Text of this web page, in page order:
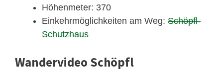
Höhenmeter: 370
Einkehrmöglichkeiten am Weg: Schöpfl-
Schutzhaus
Wandervideo Schöpfl